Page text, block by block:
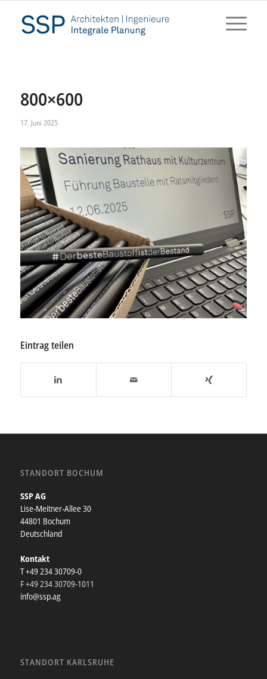
800×600
17. Juni 2025
Eintrag teilen
STANDORT BOCHUM
SSP AG
Lise-Meitner-Allee 30
44801 Bochum
Deutschland
Kontakt
T +49 234 30709-0
F +49 234 30709-1011
info@ssp.ag
STANDORT KARLSRUHE